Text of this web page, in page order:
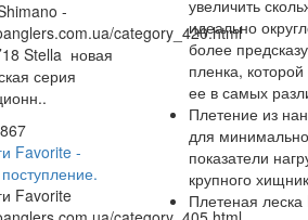
-
category_420.html
Stella новая
серия
867
Favorite -
Favorite
увеличить
идеально
более
пленка,
ее в самых
Плетение из
для
показатели
крупного
Плетеная